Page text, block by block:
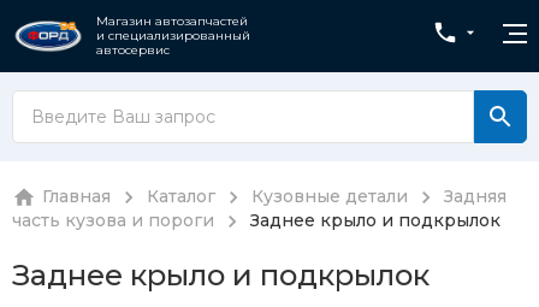
Магазин автозапчастей
и специализированный
автосервис
Главная Каталог Кузовные детали
Задняя
часть кузова и пороги
Заднее крыло и подкрылок
Заднее крыло и подкрылок